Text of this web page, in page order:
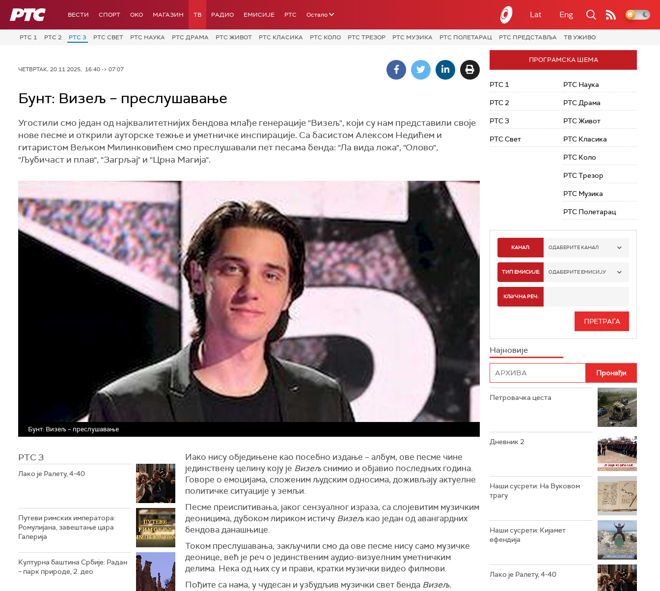
РТС ВЕСТИ СПОРТ OKO МАГАЗИН ТВ РАДИО ЕМИСИЈЕ РТС Остало Lat Eng
РТС 1 РТС 2 РТС 3 РТС СВЕТ РТС НАУКА РТС ДРАМА РТС ЖИВОТ РТС КЛАСИКА РТС КОЛО РТС ТРЕЗОР РТС МУЗИКА РТС ПОЛЕТАРАЦ РТС ПРЕДСТАВЉА ТВ УЖИВО
ЧЕТВРТАК, 20.11.2025, 16:40 -> 07:07
Бунт: Визељ – преслушавање
Угостили смо један од најквалитетнијих бендова млађе генерације "Визељ", који су нам представили своје
нове песме и открили ауторске тежње и уметничке инспирације. Са басистом Алексом Недићем и
гитаристом Вељком Милинковићем смо преслушавали пет песама бенда: "Ла вида лока", "Олово",
"Љубичаст и плав", "Загрљај" и "Црна Магија".
Бунт: Визељ – преслушавање
РТС 3
Лако је Ралету, 4-40
Путеви римских императора:
Ромулијана, завештање цара
Галерија
Културна баштина Србије: Радан
– парк природе, 2. део
Иако нису обједињене као посебно издање – албум, ове песме чине
јединствену целину коју је Визељ снимио и објавио последњих година.
Говоре о емоцијама, сложеним људским односима, доживљају актуелне
политичке ситуације у земљи.
Песме преиспитивања, јаког сензуалног израза, са слојевитим музичким
деоницима, дубоком лириком истичу Визељ као један од авангардних
бендова данашњице.
Током преслушавања, закључили смо да ове песме нису само музичке
деонице, већ је реч о јединственим аудио-визуелним уметничким
делима. Нека од њих су и прави, кратки музички видео филмови.
Пођите са нама, у чудесан и узбудљив музички свет бенда Визељ.
ПРОГРАМСКА ШЕМА
РТС 1
РТС 2
РТС 3
РТС Свет
РТС Наука
РТС Драма
РТС Живот
РТС Класика
РТС Коло
РТС Трезор
РТС Музика
РТС Полетарац
КАНАЛ: ОДАБЕРИТЕ КАНАЛ
РТС 1
РТС 3
РТС КЛАСИКА
РТС ТРЕЗОР
РТС МУЗИКА
РТС ПОЛЕТАРАЦ
ТИП ЕМИСИЈЕ: ОДАБЕРИТЕ ЕМИСИЈУ
КЉУЧНА РЕЧ:
Најновије
Петровачка цеста
Дневник 2
Наши сусрети: На Вуковом
трагу
Наши сусрети: Кијамет
ефендија
Лако је Ралету, 4-40